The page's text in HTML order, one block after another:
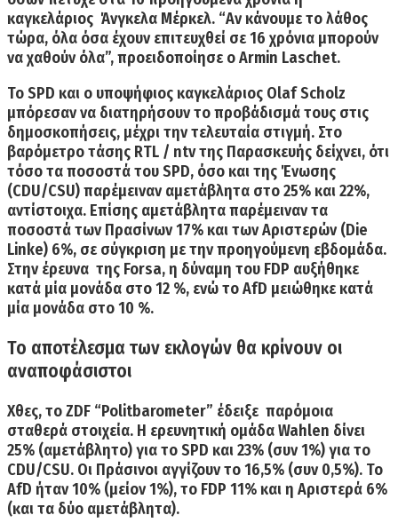
καγκελάριος Άνγκελα Μέρκελ. “Αν κάνουμε το λάθος
τώρα, όλα όσα έχουν επιτευχθεί σε 16 χρόνια μπορούν
να χαθούν όλα”,προειδοποίησε οArmin Laschet.
Το SPD και ο υποψήφιος καγκελάριος Olaf Scholz
μπόρεσαν να διατηρήσουν το προβάδισμά τους στις
δημοσκοπήσεις, μέχρι την τελευταία στιγμή. Στο
βαρόμετρο τάσης RTL / ntvτης Παρασκευής δείχνει, ότι
τόσο τα ποσοστά τουSPD, όσο και της Ένωσης
(CDU/CSU) παρέμειναν αμετάβλητα στο 25% και 22%,
αντίστοιχα. Επίσης αμετάβλητα παρέμειναν τα
ποσοστά των Πρασίνων 17% και των Αριστερών (Die
Linke) 6%, σε σύγκριση με την προηγούμενη εβδομάδα.
Στην έρευνα της Forsa, η δύναμη του FDP αυξήθηκε
κατά μία μονάδα στο 12 %, ενώ τοAfD μειώθηκε κατά
μία μονάδα στο 10 %.
Το αποτέλεσμα των εκλογών θα κρίνουν οι
αναποφάσιστοι
Χθες, τοZDF “Politbarometer” έδειξε παρόμοια
σταθερά στοιχεία. Η ερευνητική ομάδαWahlen δίνει
25% (αμετάβλητο) για το SPD και 23% (συν 1%) για το
CDU/CSU. Οι Πράσινοι αγγίζουν το 16,5% (συν 0,5%). Το
AfD ήταν 10% (μείον 1%), το FDP 11% και η Αριστερά 6%
(και τα δύο αμετάβλητα).